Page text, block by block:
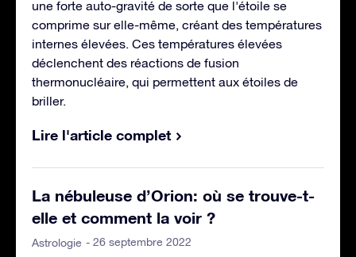
une forte auto-gravité de sorte que l'étoile se
comprime sur elle-même, créant des températures
internes élevées. Ces températures élevées
déclenchent des réactions de fusion
thermonucléaire, qui permettent aux étoiles de
briller.
Lire l'article complet
La nébuleuse d’Orion: où se trouve-t-
elle et comment la voir ?
Astrologie - 26 septembre 2022